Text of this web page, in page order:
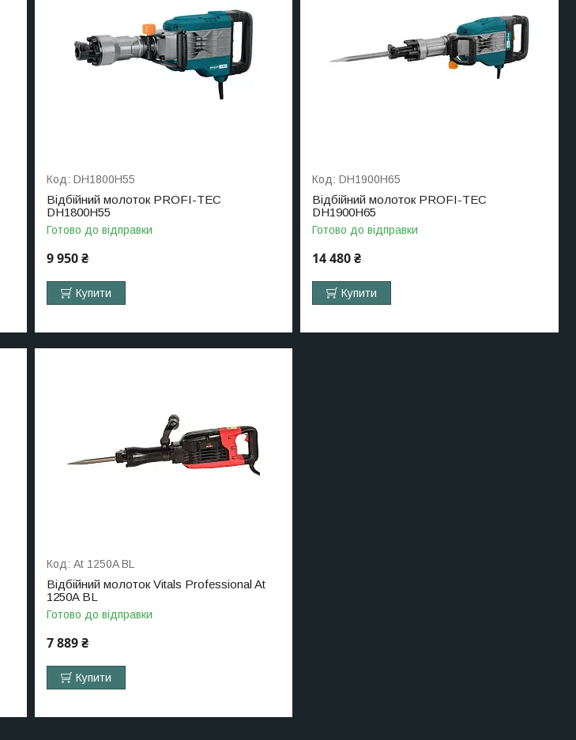
DH1800H55
Відбійний молоток PROFI-TEC
DH1800H55
Готово до відправки
9 950 ₴
Купити
DH1900H65
Відбійний молоток PROFI-TEC
DH1900H65
Готово до відправки
14 480 ₴
Купити
At 1250A BL
Відбійний молоток Vitals Professional At
1250A BL
Готово до відправки
7 889 ₴
Купити